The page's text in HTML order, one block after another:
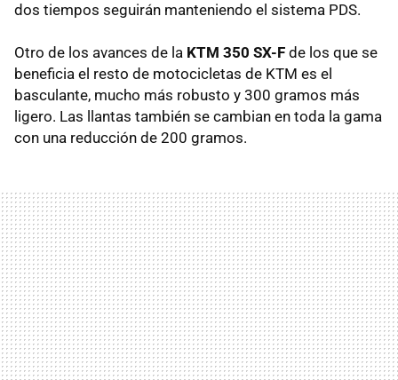
dos tiempos seguirán manteniendo el sistema PDS.
Otro de los avances de la KTM 350 SX-F de los que se
beneficia el resto de motocicletas de KTM es el
basculante, mucho más robusto y 300 gramos más
ligero. Las llantas también se cambian en toda la gama
con una reducción de 200 gramos.